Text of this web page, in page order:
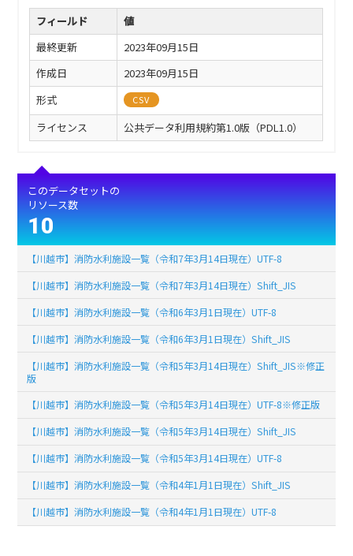
フィールド
値
最終更新
2023年09月15日
作成日
2023年09月15日
形式
CSV
ライセンス 公共データ利用規約第1.0版（PDL1.0）
このデータセットの
リソース数
10
【川越市】消防水利施設一覧（令和7年3月14日現在）UTF-8
【川越市】消防水利施設一覧（令和7年3月14日現在）Shift_JIS
【川越市】消防水利施設一覧（令和6年3月1日現在）UTF-8
【川越市】消防水利施設一覧（令和6年3月1日現在）Shift_JIS
【川越市】消防水利施設一覧（令和5年3月14日現在）Shift_JIS※修正
版
【川越市】消防水利施設一覧（令和5年3月14日現在）UTF-8※修正版
【川越市】消防水利施設一覧（令和5年3月14日現在）Shift_JIS
【川越市】消防水利施設一覧（令和5年3月14日現在）UTF-8
【川越市】消防水利施設一覧（令和4年1月1日現在）Shift_JIS
【川越市】消防水利施設一覧（令和4年1月1日現在）UTF-8